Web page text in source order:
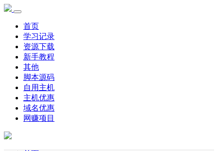
首页
学习记录
资源下载
新手教程
其他
脚本源码
自用主机
主机优惠
域名优惠
网赚项目